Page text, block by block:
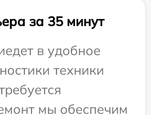
за 35 минут
в удобное
техники
мы обеспечим